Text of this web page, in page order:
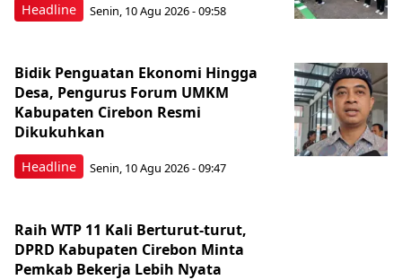
Headline Senin, 10 Agu 2026 - 09:58
Headline
Bidik Penguatan Ekonomi Hingga
Desa, Pengurus Forum UMKM
Kabupaten Cirebon Resmi
Dikukuhkan
Senin, 10 Agu 2026 - 09:47
Raih WTP 11 Kali Berturut-turut,
DPRD Kabupaten Cirebon Minta
Pemkab Bekerja Lebih Nyata